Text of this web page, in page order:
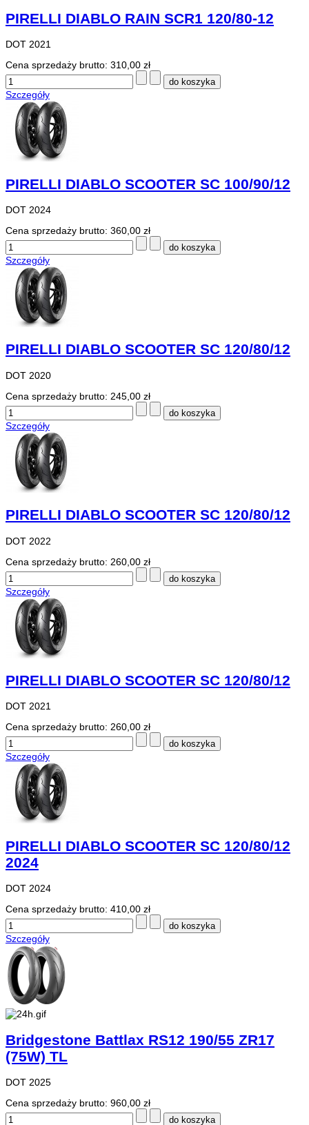
PIRELLI DIABLO RAIN SCR1 120/80-12
DOT 2021
Cena sprzedaży brutto: 310,00 zł
Szczegóły
PIRELLI DIABLO SCOOTER SC 100/90/12
DOT 2024
Cena sprzedaży brutto: 360,00 zł
Szczegóły
PIRELLI DIABLO SCOOTER SC 120/80/12
DOT 2020
Cena sprzedaży brutto: 245,00 zł
Szczegóły
PIRELLI DIABLO SCOOTER SC 120/80/12
DOT 2022
Cena sprzedaży brutto: 260,00 zł
Szczegóły
PIRELLI DIABLO SCOOTER SC 120/80/12
DOT 2021
Cena sprzedaży brutto: 260,00 zł
Szczegóły
PIRELLI DIABLO SCOOTER SC 120/80/12
2024
DOT 2024
Cena sprzedaży brutto: 410,00 zł
Szczegóły
Bridgestone Battlax RS12 190/55 ZR17
(75W) TL
DOT 2025
Cena sprzedaży brutto: 960,00 zł